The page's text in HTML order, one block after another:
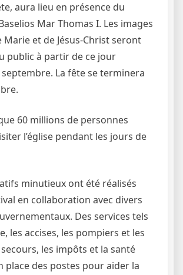
aura lieu en présence du
Mar Thomas I. Les images
Marie et de Jésus-Christ seront
public à partir de ce jour
septembre. La fête se terminera
60 millions de personnes
l’église pendant les jours de
minutieux ont été réalisés
en collaboration avec divers
Des services tels
les accises, les pompiers et les
les impôts et la santé
place des postes pour aider la